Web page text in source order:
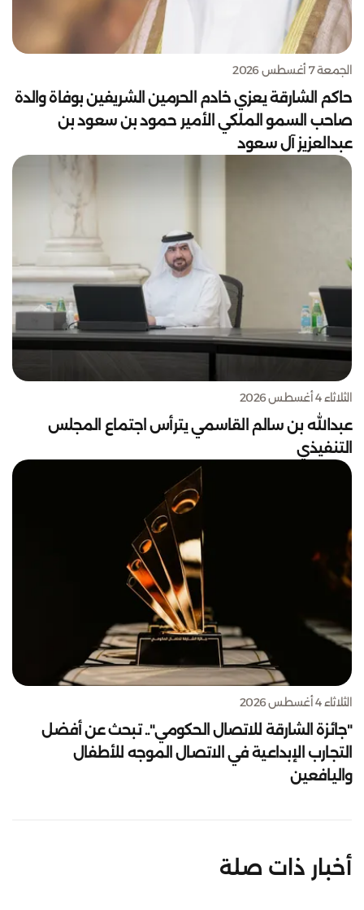
الجمعة 7 أغسطس 2026
حاكم الشارقة يعزي خادم الحرمين الشريفين بوفاة والدة
صاحب السمو الملكي الأمير حمود بن سعود بن
عبدالعزيز آل سعود
الثلاثاء 4 أغسطس 2026
عبدالله بن سالم القاسمي يترأس اجتماع المجلس
التنفيذي
الثلاثاء 4 أغسطس 2026
"جائزة الشارقة للاتصال الحكومي".. تبحث عن أفضل
التجارب الإبداعية في الاتصال الموجه للأطفال
واليافعين
أخبار ذات صلة